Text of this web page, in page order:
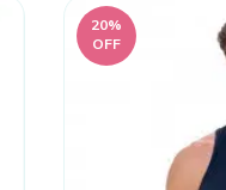
20%
OFF